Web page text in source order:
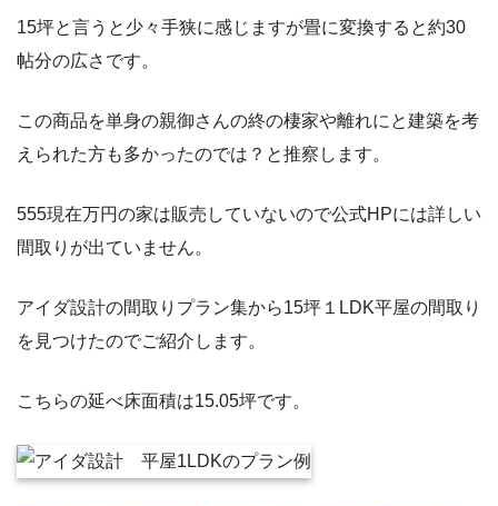
15坪と言うと少々手狭に感じますが畳に変換すると約30
帖分の広さです。
この商品を単身の親御さんの終の棲家や離れにと建築を考
えられた方も多かったのでは？と推察します。
555現在万円の家は販売していないので公式HPには詳しい
間取りが出ていません。
アイダ設計の間取りプラン集から15坪１LDK平屋の間取り
を見つけたのでご紹介します。
こちらの延べ床面積は15.05坪です。